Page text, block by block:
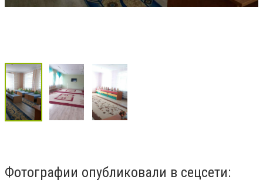
Фотографии опубликовали в сецсети: